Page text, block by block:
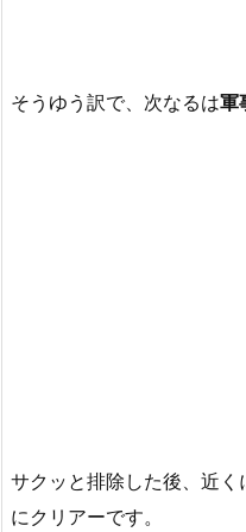
そうゆう訳で、次なるは軍
サクッと排除した後、近
にクリアーです。